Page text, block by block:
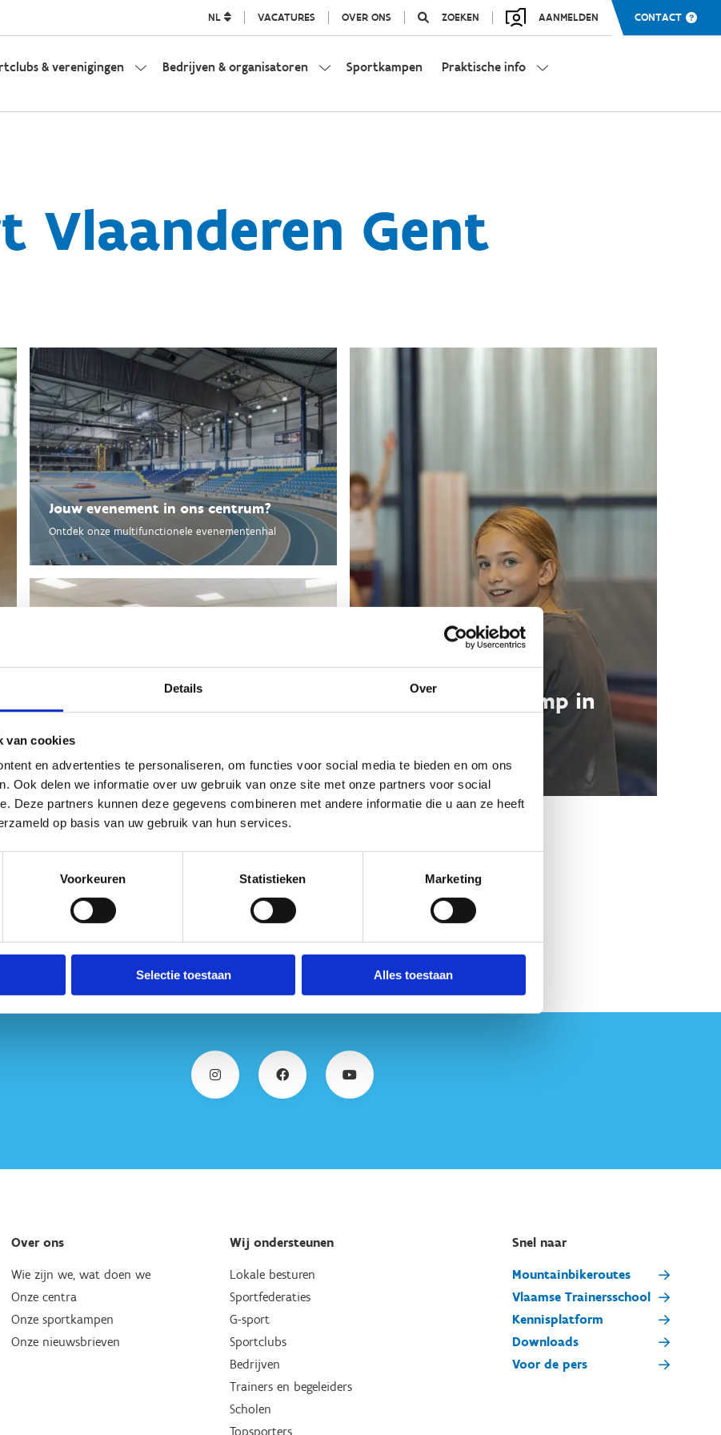
Details Over
van cookies
en advertenties te personaliseren, om functies voor social media te bieden en om ons
Ook delen we informatie over uw gebruik van onze site met onze partners voor social
Deze partners kunnen deze gegevens combineren met andere informatie die u aan ze heeft
op basis van uw gebruik van hun services.
Voorkeuren Statistieken Marketing
Selectie toestaan Alles toestaan
NL VACATURES OVER ONS ZOEKEN AANMELDEN CONTACT
& verenigingen Bedrijven & organisatoren Sportkampen Praktische info
Vlaanderen Gent
Jouw evenement in ons centrum?
Ontdek onze multifunctionele evenementenhal
Boek een opleidingslokaal of
vergaderzaal
opleiding of vergadering? Wij hebben de perfecte
match.
Kom op sportkamp in
Ontdek ons aanbod
Over ons
Wie zijn we, wat doen we
Onze centra
Onze sportkampen
Onze nieuwsbrieven
Wij ondersteunen
Lokale besturen
Sportfederaties
G-sport
Sportclubs
Bedrijven
Trainers en begeleiders
Scholen
Topsporters
Snel naar
Mountainbikeroutes
Vlaamse Trainersschool
Kennisplatform
Downloads
Voor de pers